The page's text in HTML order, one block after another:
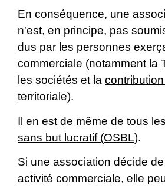
En conséquence, une
n'est, en principe, pas
dus par les personnes
commerciale (notamment la
les sociétés et la
territoriale).
Il en est de même de tous les
sans but lucratif (OSBL).
Si une association décide
activité commerciale, elle